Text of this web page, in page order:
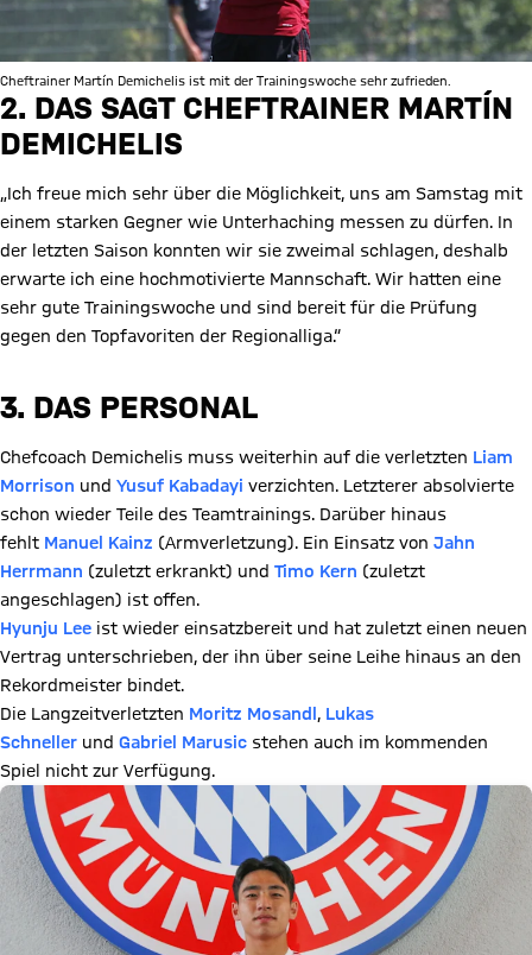
Cheftrainer Martín Demichelis ist mit der Trainingswoche sehr zufrieden.
2. DAS SAGT CHEFTRAINER MARTÍN
DEMICHELIS
„Ich freue mich sehr über die Möglichkeit, uns am Samstag mit
einem starken Gegner wie Unterhaching messen zu dürfen. In
der letzten Saison konnten wir sie zweimal schlagen, deshalb
erwarte ich eine hochmotivierte Mannschaft. Wir hatten eine
sehr gute Trainingswoche und sind bereit für die Prüfung
gegen den Topfavoriten der Regionalliga.“
3. DAS PERSONAL
Chefcoach Demichelis muss weiterhin auf die verletzten Liam
Morrison und Yusuf Kabadayi verzichten. Letzterer absolvierte
schon wieder Teile des Teamtrainings. Darüber hinaus
fehlt Manuel Kainz (Armverletzung). Ein Einsatz von Jahn
Herrmann (zuletzt erkrankt) und Timo Kern (zuletzt
angeschlagen) ist offen.
Hyunju Lee ist wieder einsatzbereit und hat zuletzt einen neuen
Vertrag unterschrieben, der ihn über seine Leihe hinaus an den
Rekordmeister bindet.
Die Langzeitverletzten Moritz Mosandl , Lukas
Schneller und Gabriel Marusic stehen auch im kommenden
Spiel nicht zur Verfügung.